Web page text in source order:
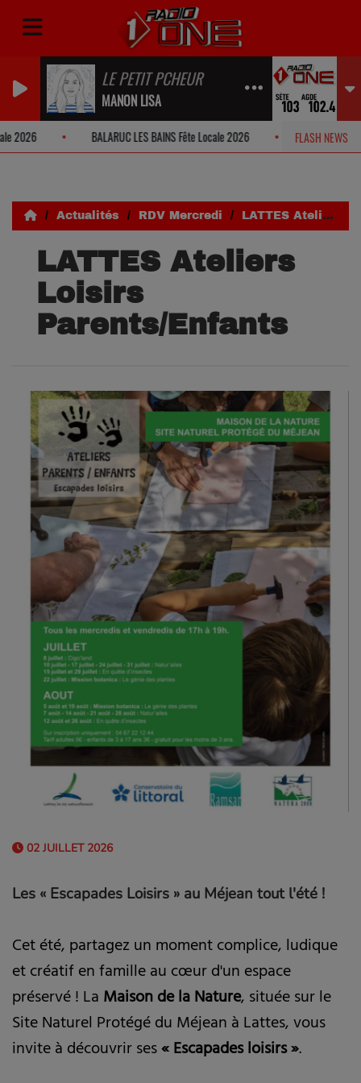
LE PETIT PCHEUR
MANON LISA
FLASH NEWS
BALARUC LES BAINS Fête Locale 2026 ST THIBERY
Actualités RDV Mercredi LATTES Ateliers Loisirs Parents/Enfants
LATTES Ateliers
Loisirs
Parents/Enfants
02 JUILLET 2026
Les « Escapades Loisirs » au Méjean tout l'été !
Cet été, partagez un moment complice, ludique
et créatif en famille au cœur d'un espace
préservé ! LaMaison de la Nature, située sur le
Site Naturel Protégé du Méjean à Lattes, vous
invite à découvrir ses« Escapades loisirs ».